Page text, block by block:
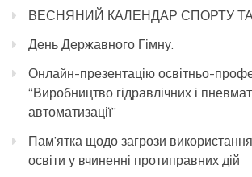
ВЕСНЯНИЙ КАЛЕНДАР СПОРТУ
День Державного Гімну.
Онлайн-презентацію освітньо-
“Виробництво гідравлічних і
автоматизації”
Пам’ятка щодо загрози
освіти у вчиненні протиправних дій